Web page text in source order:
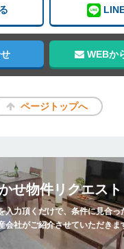
WEBか
ページトップへ
せ物件リクエスト
入力頂くだけで、条件に見合っ
会社がご紹介させていただきま